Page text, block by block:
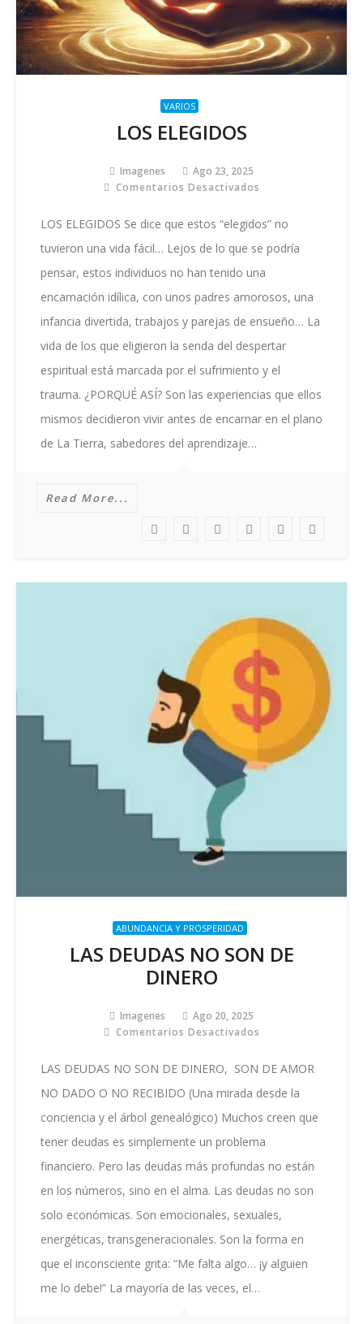
VARIOS
LOS ELEGIDOS
Imagenes
Ago 23, 2025
Comentarios Desactivados
ELEGIDOS
LOS ELEGIDOS Se dice que estos “elegidos” no
tuvieron una vida fácil… Lejos de lo que se podría
pensar, estos individuos no han tenido una
encarnación idílica, con unos padres amorosos, una
infancia divertida, trabajos y parejas de ensueño… La
vida de los que eligieron la senda del despertar
espiritual está marcada por el sufrimiento y el
trauma. ¿PORQUÉ ASÍ? Son las experiencias que ellos
mismos decidieron vivir antes de encarnar en el plano
de La Tierra, sabedores del aprendizaje…
Read More...
ABUNDANCIA Y PROSPERIDAD
LAS DEUDAS NO SON DE
DINERO
Imagenes
Ago 20, 2025
Comentarios Desactivados
DEUDAS
SON
DE
LAS DEUDAS NO SON DE DINERO, SON DE AMOR
NO DADO O NO RECIBIDO (Una mirada desde la
conciencia y el árbol genealógico) Muchos creen que
tener deudas es simplemente un problema
financiero. Pero las deudas más profundas no están
en los números, sino en el alma. Las deudas no son
solo económicas. Son emocionales, sexuales,
energéticas, transgeneracionales. Son la forma en
que el inconsciente grita: “Me falta algo… ¡y alguien
me lo debe!” La mayoría de las veces, el…